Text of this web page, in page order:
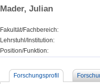
Mader, Julian
Fakultät/Fachbereich:
Lehrstuhl/Institution:
Position/Funktion:
Forschungsprofil